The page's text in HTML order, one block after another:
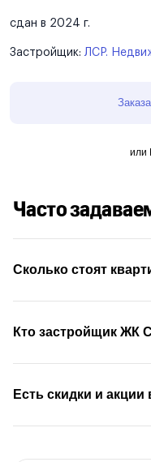
сдан в 2024 г.
Застройщик: ЛСР.
или
Часто
Сколько стоят
Кто застройщик ЖК
Есть скидки и